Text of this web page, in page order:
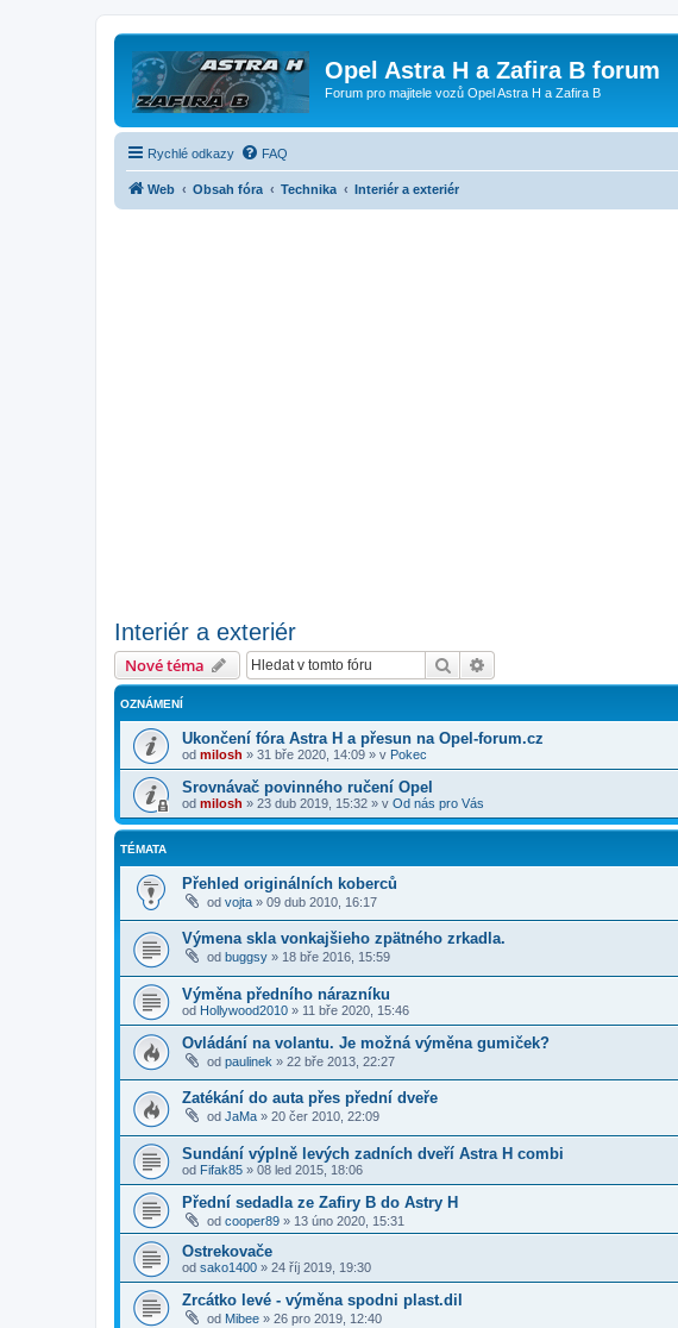
Opel Astra H a Zafira B forum
Forum pro majitele vozů Opel Astra H a Zafira B
Rychlé odkazy FAQ
Web Obsah fóra Technika Interiér a exteriér
Interiér a exteriér
Nové téma Hledat
OZNÁMENÍ
Ukončení fóra Astra H a přesun na Opel-forum.cz
od milosh » 31 bře 2020, 14:09 » v Pokec
Srovnávač povinného ručení Opel
od milosh » 23 dub 2019, 15:32 » v Od nás pro Vás
TÉMATA
Přehled originálních koberců
od vojta » 09 dub 2010, 16:17
Výmena skla vonkajšieho zpätného zrkadla.
od buggsy » 18 bře 2016, 15:59
Výměna předního nárazníku
od Hollywood2010 » 11 bře 2020, 15:46
Ovládání na volantu. Je možná výměna gumiček?
od paulinek » 22 bře 2013, 22:27
Zatékání do auta přes přední dveře
od JaMa » 20 čer 2010, 22:09
Sundání výplně levých zadních dveří Astra H combi
od Fifak85 » 08 led 2015, 18:06
Přední sedadla ze Zafiry B do Astry H
od cooper89 » 13 úno 2020, 15:31
Ostrekovače
od sako1400 » 24 říj 2019, 19:30
Zrcátko levé - výměna spodni plast.dil
od Mibee » 26 pro 2019, 12:40